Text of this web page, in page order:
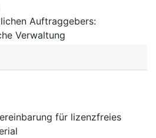
Auftraggebers:
Verwaltung
für lizenzfreies